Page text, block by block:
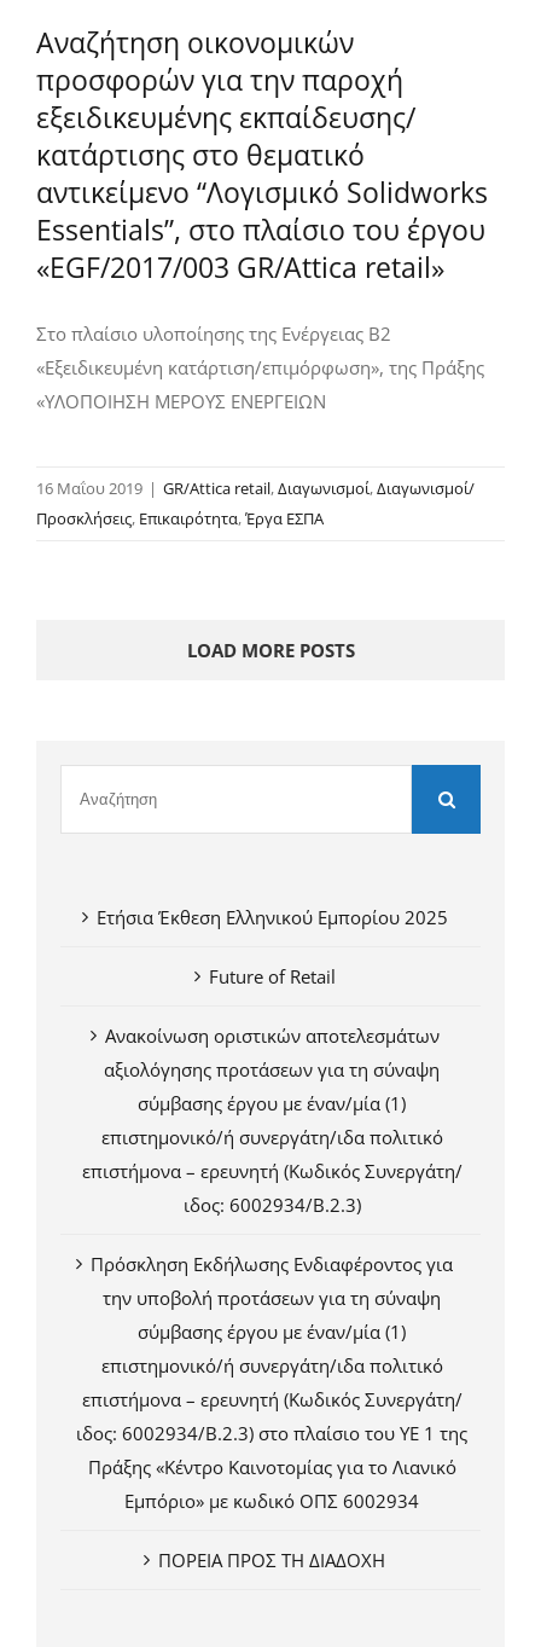
Αναζήτηση οικονομικών
προσφορών για την παροχή
εξειδικευμένης εκπαίδευσης/
κατάρτισης στο θεματικό
αντικείμενο “Λογισμικό Solidworks
Essentials”, στο πλαίσιο του έργου
«EGF/2017/003 GR/Attica retail»
Στο πλαίσιο υλοποίησης της Ενέργειας Β2
«Εξειδικευμένη κατάρτιση/επιμόρφωση», της Πράξης
«ΥΛΟΠΟΙΗΣΗ ΜΕΡΟΥΣ ΕΝΕΡΓΕΙΩΝ
16 Μαΐου 2019 | GR/Attica retail,Διαγωνισμοί,Διαγωνισμοί/
Προσκλήσεις, Επικαιρότητα,Έργα ΕΣΠΑ
LOAD MORE POSTS
Ετήσια Έκθεση Ελληνικού Εμπορίου 2025
Future of Retail
Ανακοίνωση οριστικών αποτελεσμάτων
αξιολόγησης προτάσεων για τη σύναψη
σύμβασης έργου με έναν/μία (1)
επιστημονικό/ή συνεργάτη/ιδα πολιτικό
επιστήμονα – ερευνητή (Κωδικός Συνεργάτη/
ιδος: 6002934/Β.2.3)
Πρόσκληση Εκδήλωσης Ενδιαφέροντος για
την υποβολή προτάσεων για τη σύναψη
σύμβασης έργου με έναν/μία (1)
επιστημονικό/ή συνεργάτη/ιδα πολιτικό
επιστήμονα – ερευνητή (Κωδικός Συνεργάτη/
ιδος: 6002934/Β.2.3) στο πλαίσιο του ΥΕ 1 της
Πράξης «Κέντρο Καινοτομίας για το Λιανικό
Εμπόριο» με κωδικό ΟΠΣ 6002934
ΠΟΡΕΙΑ ΠΡΟΣ ΤΗ ΔΙΑΔΟΧΗ